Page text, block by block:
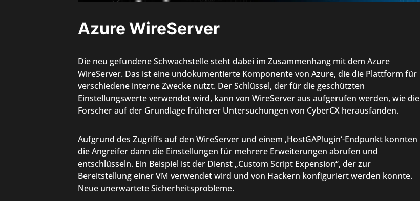
Azure WireServer
Die neu gefundene Schwachstelle steht dabei im Zusammenhang mit dem Azure
WireServer. Das ist eine undokumentierte Komponente von Azure, die die Plattform für
verschiedene interne Zwecke nutzt. Der Schlüssel, der für die geschützten
Einstellungswerte verwendet wird, kann von WireServer aus aufgerufen werden, wie die
Forscher auf der Grundlage früherer Untersuchungen von CyberCX herausfanden.
Aufgrund des Zugriffs auf den WireServer und einem ‚HostGAPlugin‘-Endpunkt konnten
die Angreifer dann die Einstellungen für mehrere Erweiterungen abrufen und
entschlüsseln. Ein Beispiel ist der Dienst „Custom Script Expension“, der zur
Bereitstellung einer VM verwendet wird und von Hackern konfiguriert werden konnte.
Neue unerwartete Sicherheitsprobleme.